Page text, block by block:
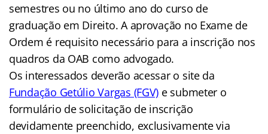
semestres ou no último ano do curso de
graduação em Direito. A aprovação no Exame de
Ordem é requisito necessário para a inscrição nos
quadros da OAB como advogado.
Os interessados deverão acessar o site da
Fundação Getúlio Vargas (FGV) e submeter o
formulário de solicitação de inscrição
devidamente preenchido, exclusivamente via